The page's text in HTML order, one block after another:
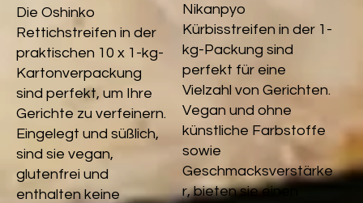
Die Oshinko
Rettichstreifen in der
praktischen 10 x 1-kg-
Kartonverpackung
sind perfekt, um Ihre
Gerichte zu verfeinern.
Eingelegt und süßlich,
sind sie vegan,
glutenfrei und
enthalten keine
Nikanpyo
Kürbisstreifen in der 1-
kg-Packung sind
perfekt für eine
Vielzahl von Gerichten.
Vegan und ohne
künstliche Farbstoffe
sowie
Geschmacksverstärke
r, bieten sie einen